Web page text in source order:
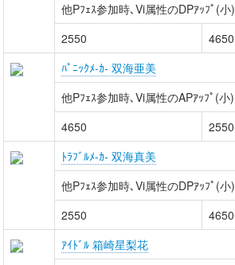
他Pﾌｪｽ参加時､Vi属性のDPｱｯﾌﾟ(小)
2550
4650
ﾊﾟﾆｯｸﾒ-ｶ- 双海亜美
他Pﾌｪｽ参加時､Vi属性のAPｱｯﾌﾟ(小)
4650
2550
ﾄﾗﾌﾞﾙﾒ-ｶ- 双海真美
他Pﾌｪｽ参加時､Vi属性のDPｱｯﾌﾟ(小)
2550
4650
ｱｲﾄﾞﾙ 箱崎星梨花